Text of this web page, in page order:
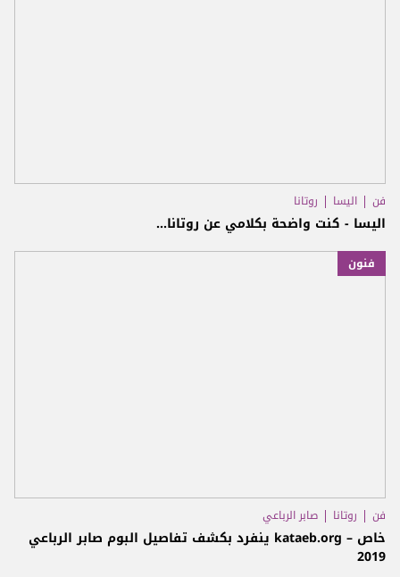
فن اليسا روتانا
اليسا - كنت واضحة بكلامي عن روتانا...
فنون
فن روتانا صابر الرباعي
خاص – kataeb.org ينفرد بكشف تفاصيل البوم صابر الرباعي
2019